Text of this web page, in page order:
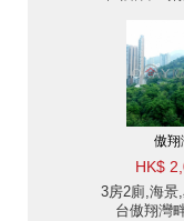
傲翔
HK$
3房2廁,海景
台傲翔灣